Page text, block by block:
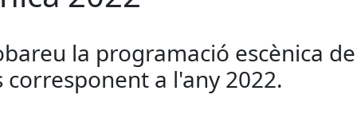
la programació escènica
a l'any 2022.